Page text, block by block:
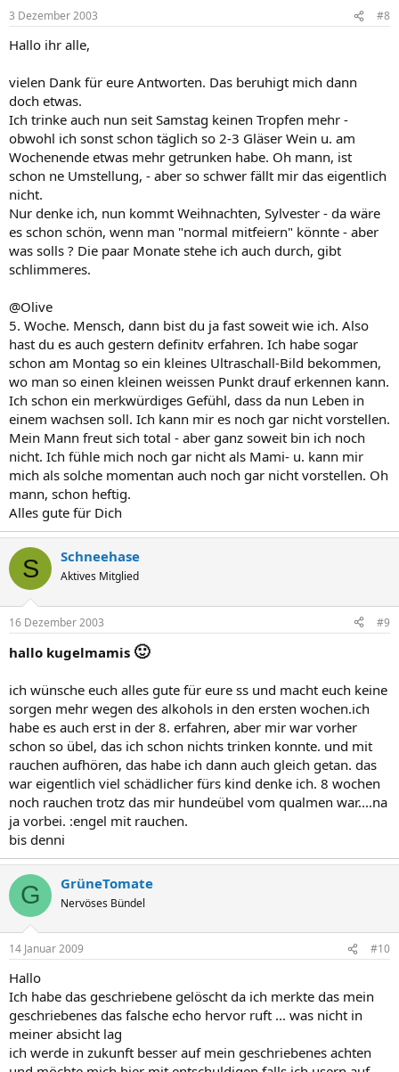
3 Dezember 2003 #8
Hallo ihr alle,
vielen Dank für eure Antworten. Das beruhigt mich dann
doch etwas.
Ich trinke auch nun seit Samstag keinen Tropfen mehr -
obwohl ich sonst schon täglich so 2-3 Gläser Wein u. am
Wochenende etwas mehr getrunken habe. Oh mann, ist
schon ne Umstellung, - aber so schwer fällt mir das eigentlich
nicht.
Nur denke ich, nun kommt Weihnachten, Sylvester - da wäre
es schon schön, wenn man "normal mitfeiern" könnte - aber
was solls ? Die paar Monate stehe ich auch durch, gibt
schlimmeres.
@Olive
5. Woche. Mensch, dann bist du ja fast soweit wie ich. Also
hast du es auch gestern definitv erfahren. Ich habe sogar
schon am Montag so ein kleines Ultraschall-Bild bekommen,
wo man so einen kleinen weissen Punkt drauf erkennen kann.
Ich schon ein merkwürdiges Gefühl, dass da nun Leben in
einem wachsen soll. Ich kann mir es noch gar nicht vorstellen.
Mein Mann freut sich total - aber ganz soweit bin ich noch
nicht. Ich fühle mich noch gar nicht als Mami- u. kann mir
mich als solche momentan auch noch gar nicht vorstellen. Oh
mann, schon heftig.
Alles gute für Dich
S Schneehase
Aktives Mitglied
16 Dezember 2003 #9
hallo kugelmamis 🙂
ich wünsche euch alles gute für eure ss und macht euch keine
sorgen mehr wegen des alkohols in den ersten wochen.ich
habe es auch erst in der 8. erfahren, aber mir war vorher
schon so übel, das ich schon nichts trinken konnte. und mit
rauchen aufhören, das habe ich dann auch gleich getan. das
war eigentlich viel schädlicher fürs kind denke ich. 8 wochen
noch rauchen trotz das mir hundeübel vom qualmen war....na
ja vorbei. :engel mit rauchen.
bis denni
G GrüneTomate
Nervöses Bündel
14 Januar 2009 #10
Hallo
Ich habe das geschriebene gelöscht da ich merkte das mein
geschriebenes das falsche echo hervor ruft ... was nicht in
meiner absicht lag
ich werde in zukunft besser auf mein geschriebenes achten